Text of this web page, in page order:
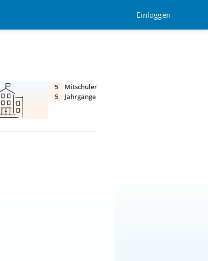
Einloggen
5
Mitschüler
5
Jahrgänge